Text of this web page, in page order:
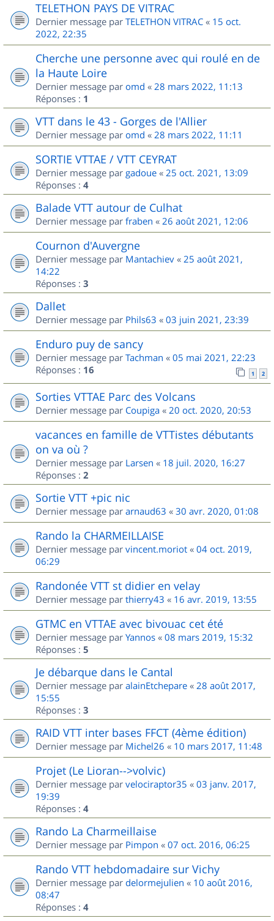
TELETHON PAYS DE VITRAC
Dernier message par TELETHON VITRAC « 15 oct.
2022, 22:35
Cherche une personne avec qui roulé en de
la Haute Loire
Dernier message par omd « 28 mars 2022, 11:13
Réponses : 1
VTT dans le 43 - Gorges de l'Allier
Dernier message par omd « 28 mars 2022, 11:11
SORTIE VTTAE / VTT CEYRAT
Dernier message par gadoue « 25 oct. 2021, 13:09
Réponses : 4
Balade VTT autour de Culhat
Dernier message par fraben « 26 août 2021, 12:06
Cournon d'Auvergne
Dernier message par Mantachiev « 25 août 2021,
14:22
Réponses : 3
Dallet
Dernier message par Phils63 « 03 juin 2021, 23:39
Enduro puy de sancy
Dernier message par Tachman « 05 mai 2021, 22:23
Réponses : 16 1 2
Sorties VTTAE Parc des Volcans
Dernier message par Coupiga « 20 oct. 2020, 20:53
vacances en famille de VTTistes débutants
on va où ?
Dernier message par Larsen « 18 juil. 2020, 16:27
Réponses : 2
Sortie VTT +pic nic
Dernier message par arnaud63 « 30 avr. 2020, 01:08
Rando la CHARMEILLAISE
Dernier message par vincent.moriot « 04 oct. 2019,
06:29
Randonée VTT st didier en velay
Dernier message par thierry43 « 16 avr. 2019, 13:55
GTMC en VTTAE avec bivouac cet été
Dernier message par Yannos « 08 mars 2019, 15:32
Réponses : 5
Je débarque dans le Cantal
Dernier message par alainEtchepare « 28 août 2017,
15:55
Réponses : 3
RAID VTT inter bases FFCT (4ème édition)
Dernier message par Michel26 « 10 mars 2017, 11:48
Projet (Le Lioran-->volvic)
Dernier message par velociraptor35 « 03 janv. 2017,
19:39
Réponses : 4
Rando La Charmeillaise
Dernier message par Pimpon « 07 oct. 2016, 06:25
Rando VTT hebdomadaire sur Vichy
Dernier message par delormejulien « 10 août 2016,
08:47
Réponses : 4